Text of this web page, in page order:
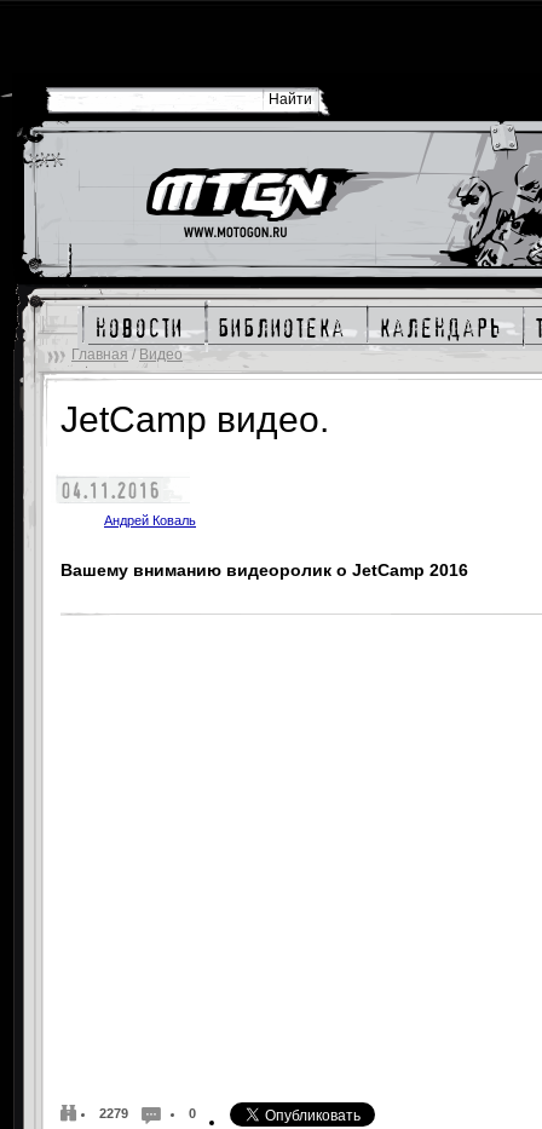
новости библиотека календарь
Главная / Видео
JetCamp видео.
04.11.2016
Андрей Коваль
Вашему вниманию видеоролик о JetCamp 2016
2279 0